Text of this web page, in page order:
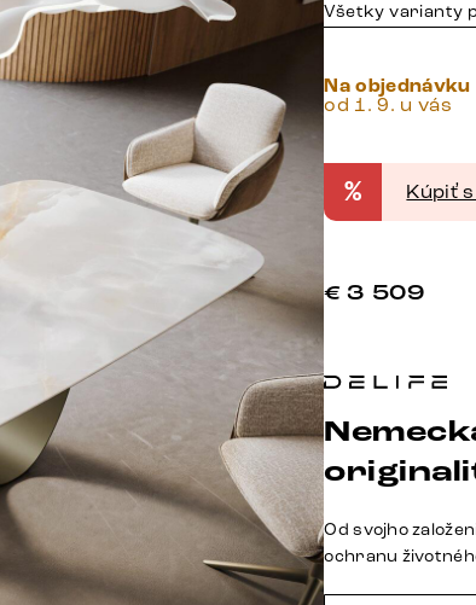
Všetky varianty
Na objednávku
od 1. 9. u vás
% Kúpiť
€ 3 509
Od svojho
ochranu